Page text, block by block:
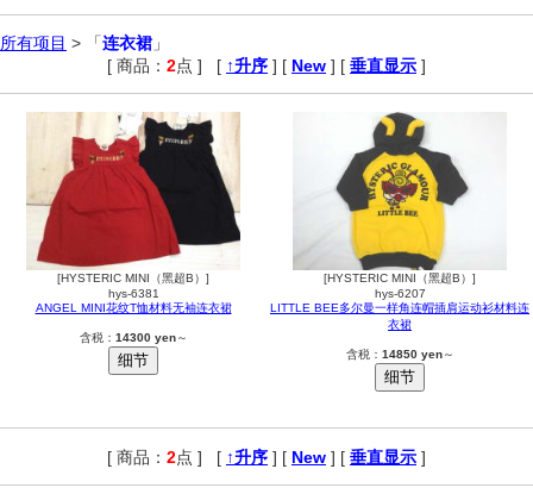
所有项目 > 「连衣裙 」
[ 商品： 2点 ] [ ↑升序 ] [ New ] [ 垂直显示 ]
[HYSTERIC MINI（黑超B）]
hys-6381
ANGEL MINI花纹T恤材料无袖连衣裙
含税： 14300 yen～
[HYSTERIC MINI（黑超B）]
hys-6207
LITTLE BEE多尔曼一样角连帽插肩运动衫材料连
衣裙
含税： 14850 yen～
[ 商品： 2点 ] [ ↑升序 ] [ New ] [ 垂直显示 ]